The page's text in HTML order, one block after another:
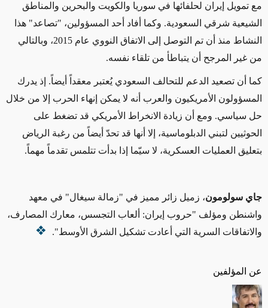
عن المؤلفين
مع تمويل إيران لحلفائها في سوريا والكويت والبحرين والمناطق
الشيعية شرقي السعودية. وكما أفاد أحد المسؤولين، "تصاعد" هذا
النشاط منذ أن تم التوصل إلى الاتفاق النووي عام 2015، وبالتالي
من غير المرجح أن يتباطأ من تلقاء نفسه.
كما أن تصعيد الدعم للتحالف السعودي يُعتبر معقداً أيضاً. إذ يدرك
المسؤولون الأمريكيون والعرب أنه لا يمكن إنهاء الحرب إلا من خلال
حل سياسي. ومع أن زيادة الانخراط الأمريكي قد تضغط على
الحوثيين لتبني الدبلوماسية، إلا أنها قد تحدّ أيضاً من رغبة الرياض
بتعليق العمليات العسكرية، لا سيّما إذا بدأت تتلمس تقدماً مهماً.
جاي سولومون، زميل زائر مميز في "زمالة سيغال" في معهد
واشنطن ومؤلف "حروب إيران: ألعاب التجسس، معارك المصارف،
والاتفاقات السرية التي أعادت تشكيل الشرق الأوسط".